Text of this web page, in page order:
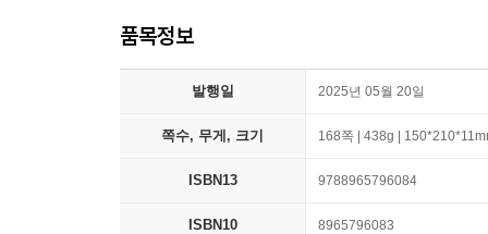
품목정보
발행일 2025년 05월 20일
쪽수, 무게, 크기 168쪽 | 438g |
ISBN13 9788965796084
ISBN10 8965796083